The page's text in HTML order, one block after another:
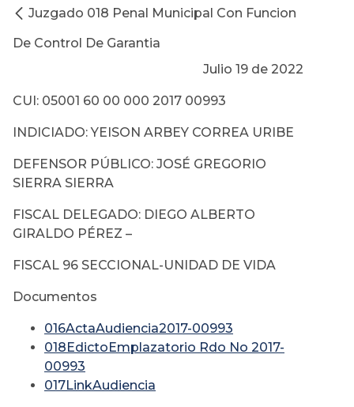
Juzgado 018 Penal Municipal Con Funcion
De Control De Garantia
Julio 19 de 2022
CUI: 05001 60 00 000 2017 00993
INDICIADO: YEISON ARBEY CORREA URIBE
DEFENSOR PÚBLICO: JOSÉ GREGORIO
SIERRA SIERRA
FISCAL DELEGADO: DIEGO ALBERTO
GIRALDO PÉREZ –
FISCAL 96 SECCIONAL-UNIDAD DE VIDA
Documentos
016ActaAudiencia2017-00993
018EdictoEmplazatorio Rdo No 2017-
00993
017LinkAudiencia